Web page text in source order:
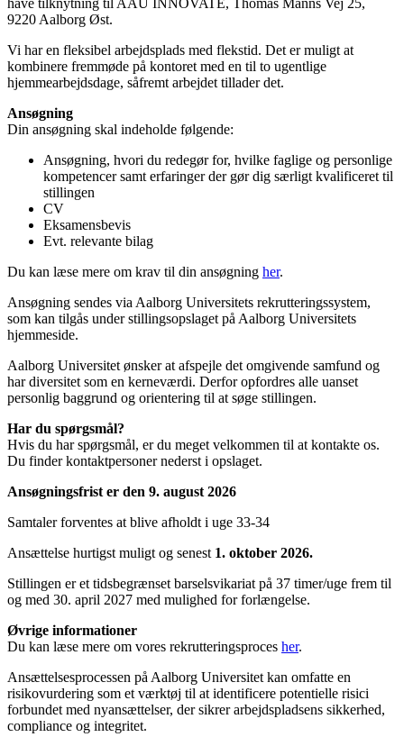
9220 Aalborg Øst.
Vi har en fleksibel arbejdsplads med flekstid. Det er muligt at
kombinere fremmøde på kontoret med en til to ugentlige
hjemmearbejdsdage, såfremt arbejdet tillader det.
Ansøgning
Din ansøgning skal indeholde følgende:
Ansøgning, hvori du redegør for, hvilke faglige og personlige
kompetencer samt erfaringer der gør dig særligt kvalificeret til
stillingen
CV
Eksamensbevis
Evt. relevante bilag
Du kan læse mere om krav til din ansøgning her.
Ansøgning sendes via Aalborg Universitets rekrutteringssystem,
som kan tilgås under stillingsopslaget på Aalborg Universitets
hjemmeside.
Aalborg Universitet ønsker at afspejle det omgivende samfund og
har diversitet som en kerneværdi. Derfor opfordres alle uanset
personlig baggrund og orientering til at søge stillingen.
Har du spørgsmål?
Hvis du har spørgsmål, er du meget velkommen til at kontakte os.
Du finder kontaktpersoner nederst i opslaget.
Ansøgningsfrist er den 9. august 2026
Samtaler forventes at blive afholdt i uge 33-34
Ansættelse hurtigst muligt og senest 1. oktober 2026.
Stillingen er et tidsbegrænset barselsvikariat på 37 timer/uge frem til
og med 30. april 2027 med mulighed for forlængelse.
Øvrige informationer
Du kan læse mere om vores rekrutteringsproces her.
Ansættelsesprocessen på Aalborg Universitet kan omfatte en
risikovurdering som et værktøj til at identificere potentielle risici
forbundet med nyansættelser, der sikrer arbejdspladsens sikkerhed,
compliance og integritet.